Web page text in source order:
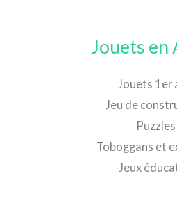
Jouets en
Jouets 1er
Jeu de
Puzzles
Toboggans et
Jeux